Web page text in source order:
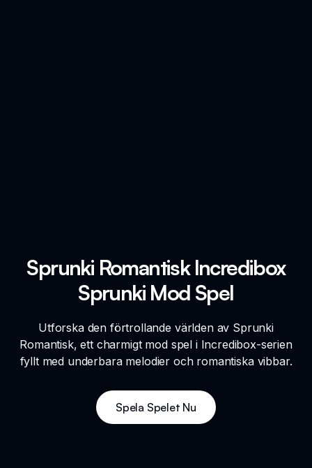
Sprunki Romantisk Incredibox
Sprunki Mod Spel
Utforska den förtrollande världen av Sprunki
Romantisk, ett charmigt mod spel i Incredibox-serien
fyllt med underbara melodier och romantiska vibbar.
Spela Spelet Nu